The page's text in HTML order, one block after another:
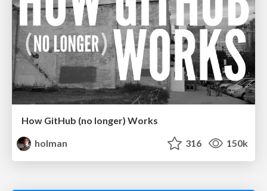
How GitHub (no longer) Works
holman
316 150k